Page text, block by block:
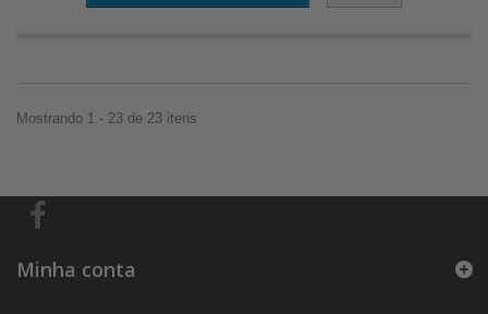
Mostrando 1 - 23 de 23 itens
Minha conta